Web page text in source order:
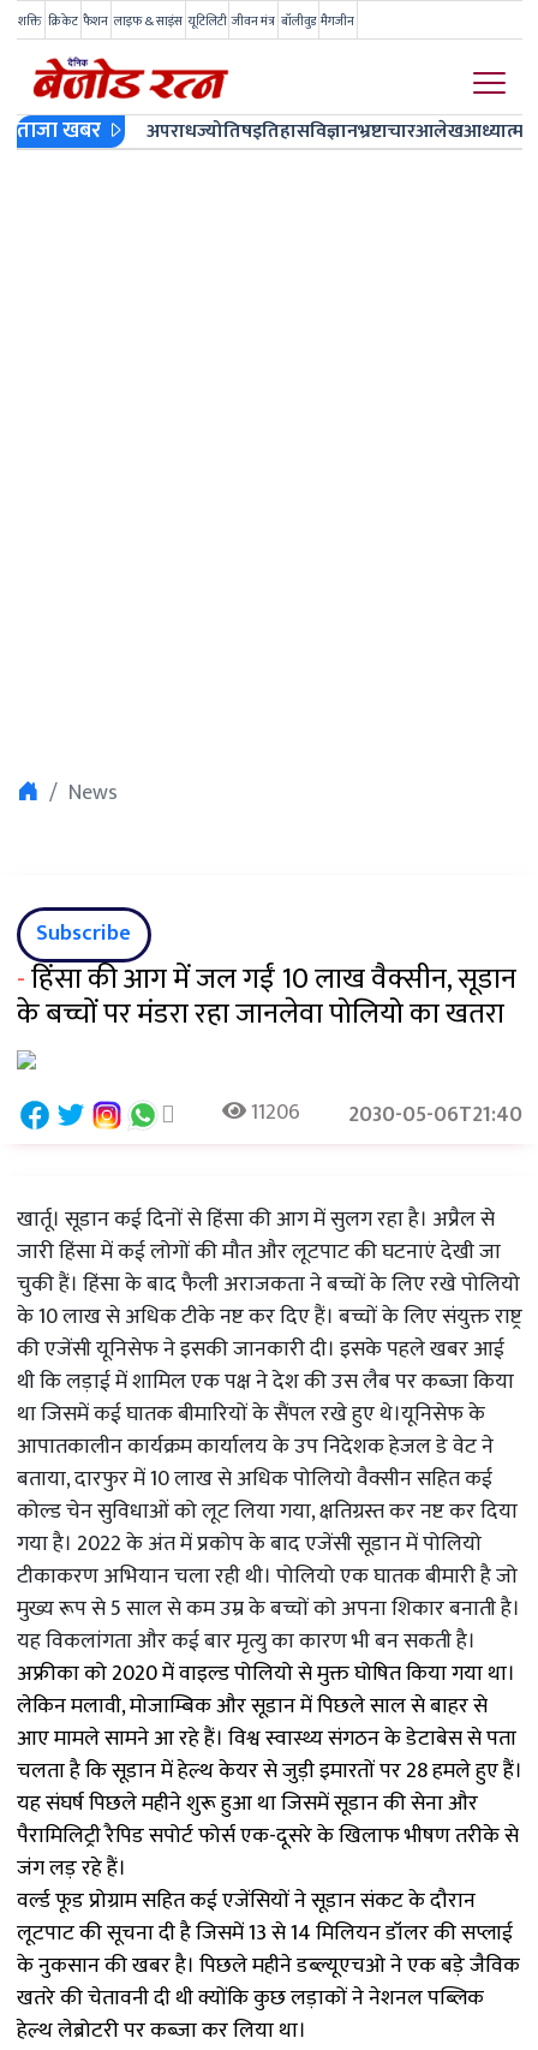
शक्ति क्रिकेट फैशन लाइफ & साइंस यूटिलिटी जीवन मंत्र बॉलीवुड मैगजीन
ताजा खबर अपराधज्योतिषइतिहासविज्ञानभ्रष्टाचारआलेखआध्यात्म
News
Subscribe
-हिंसा की आग में जल गईं 10 लाख वैक्सीन, सूडान
के बच्चों पर मंडरा रहा जानलेवा पोलियो का खतरा
11206 2030-05-06T21:40
खार्तू। सूडान कई दिनों से हिंसा की आग में सुलग रहा है। अप्रैल से
जारी हिंसा में कई लोगों की मौत और लूटपाट की घटनाएं देखी जा
चुकी हैं। हिंसा के बाद फैली अराजकता ने बच्चों के लिए रखे पोलियो
के 10 लाख से अधिक टीके नष्ट कर दिए हैं। बच्चों के लिए संयुक्त राष्ट्र
की एजेंसी यूनिसेफ ने इसकी जानकारी दी। इसके पहले खबर आई
थी कि लड़ाई में शामिल एक पक्ष ने देश की उस लैब पर कब्जा किया
था जिसमें कई घातक बीमारियों के सैंपल रखे हुए थे।यूनिसेफ के
आपातकालीन कार्यक्रम कार्यालय के उप निदेशक हेजल डे वेट ने
बताया, दारफुर में 10 लाख से अधिक पोलियो वैक्सीन सहित कई
कोल्ड चेन सुविधाओं को लूट लिया गया, क्षतिग्रस्त कर नष्ट कर दिया
गया है। 2022 के अंत में प्रकोप के बाद एजेंसी सूडान में पोलियो
टीकाकरण अभियान चला रही थी। पोलियो एक घातक बीमारी है जो
मुख्य रूप से 5 साल से कम उम्र के बच्चों को अपना शिकार बनाती है।
यह विकलांगता और कई बार मृत्यु का कारण भी बन सकती है।
अफ्रीका को 2020 में वाइल्ड पोलियो से मुक्त घोषित किया गया था।
लेकिन मलावी, मोजाम्बिक और सूडान में पिछले साल से बाहर से
आए मामले सामने आ रहे हैं। विश्व स्वास्थ्य संगठन के डेटाबेस से पता
चलता है कि सूडान में हेल्थ केयर से जुड़ी इमारतों पर 28 हमले हुए हैं।
यह संघर्ष पिछले महीने शुरू हुआ था जिसमें सूडान की सेना और
पैरामिलिट्री रैपिड सपोर्ट फोर्स एक-दूसरे के खिलाफ भीषण तरीके से
जंग लड़ रहे हैं।
वर्ल्ड फूड प्रोग्राम सहित कई एजेंसियों ने सूडान संकट के दौरान
लूटपाट की सूचना दी है जिसमें 13 से 14 मिलियन डॉलर की सप्लाई
के नुकसान की खबर है। पिछले महीने डब्ल्यूएचओ ने एक बड़े जैविक
खतरे की चेतावनी दी थी क्योंकि कुछ लड़ाकों ने नेशनल पब्लिक
हेल्थ लेब्रोटरी पर कब्जा कर लिया था।